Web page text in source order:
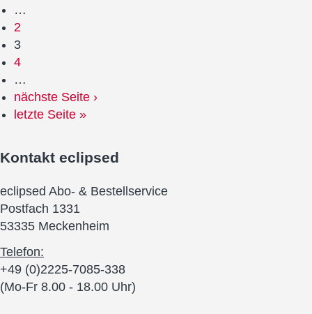
…
2
3
4
…
nächste Seite ›
letzte Seite »
Kontakt eclipsed
eclipsed Abo- & Bestellservice
Postfach 1331
53335 Meckenheim
Telefon:
+49 (0)2225-7085-338
(Mo-Fr 8.00 - 18.00 Uhr)